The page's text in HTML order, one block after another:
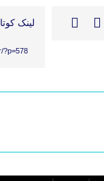
لینک
?p=578